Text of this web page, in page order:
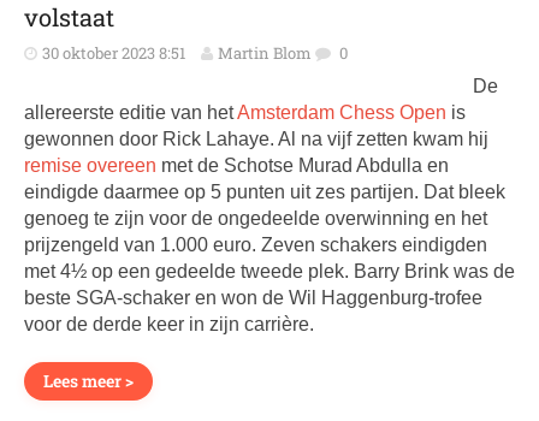
volstaat
30 oktober 2023 8:51 Martin Blom 0
De
allereerste editie van hetAmsterdam Chess Open is
gewonnen door Rick Lahaye. Al na vijf zetten kwam hij
remise overeen met de Schotse Murad Abdulla en
eindigde daarmee op 5 punten uit zes partijen. Dat bleek
genoeg te zijn voor de ongedeelde overwinning en het
prijzengeld van 1.000 euro. Zeven schakers eindigden
met 4½ op een gedeelde tweede plek. Barry Brink was de
beste SGA-schaker en won de Wil Haggenburg-trofee
voor de derde keer in zijn carrière.
Lees meer >